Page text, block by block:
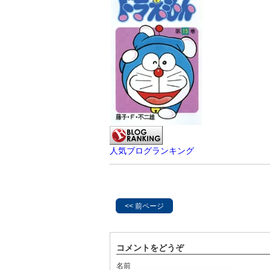
人気ブログランキング
<< 前ページ
コメントをどうぞ
名前